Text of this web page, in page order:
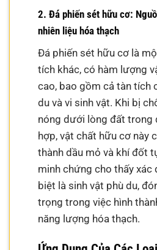
2. Đá phiến sét hữu cơ:
nhiên liệu hóa thạch
Đá phiến sét hữu cơ là
tích khác, có hàm lượng
cao, bao gồm cả tàn tích
du và vi sinh vật. Khi bị
nóng dưới lòng đất trong
hợp, vật chất hữu cơ này
thành dầu mỏ và khí đốt
minh chứng cho thấy xác
biệt là sinh vật phù du,
trọng trong việc hình
năng lượng hóa thạch.